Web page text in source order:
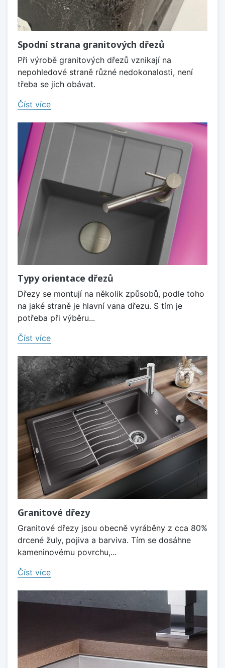
Spodní strana granitových dřezů
Při výrobě granitových dřezů vznikají na
nepohledové straně různé nedokonalosti, není
třeba se jich obávat.
Číst více
Typy orientace dřezů
Dřezy se montují na několik způsobů, podle toho
na jaké straně je hlavní vana dřezu. S tím je
potřeba při výběru...
Číst více
Granitové dřezy
Granitové dřezy jsou obecně vyráběny z cca 80%
drcené žuly, pojiva a barviva. Tím se dosáhne
kameninovému povrchu,...
Číst více